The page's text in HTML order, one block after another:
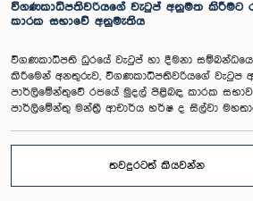
විගණකාධිපතිවරියගේ වැටුප් අනුමත කිරීමට
කාරක සභාවේ අනුමැතිය
විගණකාධිපති ධුරයේ වැටුප් හා දීමනා
කිරීමෙන් අනතුරුව, විගණකාධිපතිවරියගේ වැටුප
පාර්ලිමේන්තුවේ රජයේ මුදල් පිළිබඳ කාරක
පාර්ලිමේන්තු මන්ත්‍රී ආචාර්ය හර්ෂ ද සිල්වා
බස්නායක, එම්.කේ.එම්. අස්ලම්, තිලිණ
යන මහත්ම මහත්මීන්ගේ සහභාගීත්වයෙන් මෙම
පාර්ලිමේන්තුවේදී පසුගියදා (04) රැස්වූ
තවදුරටත් කියවන්න